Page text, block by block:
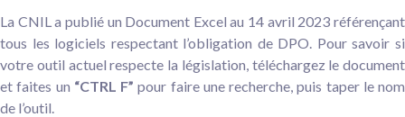
La CNIL a publié un Document Excel au 14 avril 2023 référençant
tous les logiciels respectant l’obligation de DPO. Pour savoir si
votre outil actuel respecte la législation, téléchargez le document
et faites un “CTRL F”pour faire une recherche, puis taper le nom
de l’outil.